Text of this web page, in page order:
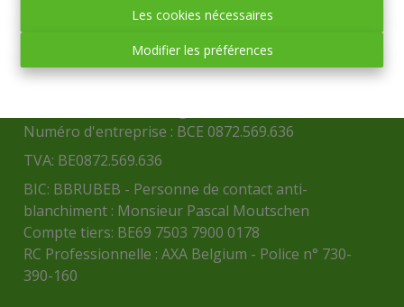
Les cookies nécessaires
Modifier les préférences
(société anonyme)
Place Mc Auliffe, 43 - 6600 BASTOGNE
Tél. : 061/21.70.91
Numéro d'entreprise : BCE 0872.569.636
TVA: BE0872.569.636
BIC: BBRUBEB - Personne de contact anti-
blanchiment : Monsieur Pascal Moutschen
Compte tiers: BE69 7503 7900 0178
RC Professionnelle : AXA Belgium - Police n° 730-
390-160